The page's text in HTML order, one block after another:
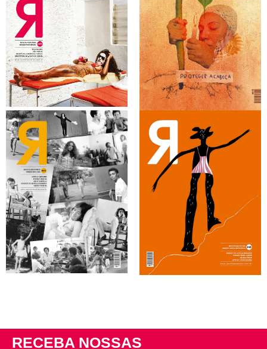
RECEBA NOSSAS